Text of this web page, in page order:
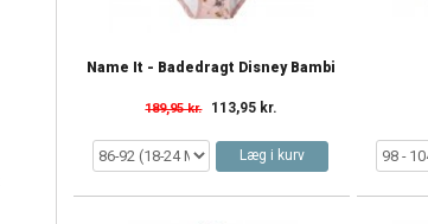
Name It - Badedragt Disney Bambi
189,95 kr. 113,95 kr.
Læg i kurv